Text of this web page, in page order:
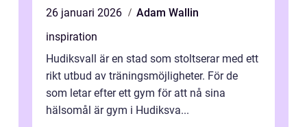
26 januari 2026
Adam Wallin
inspiration
Hudiksvall är en stad som stoltserar med ett
rikt utbud av träningsmöjligheter. För de
som letar efter ett gym för att nå sina
hälsomål är gym i Hudiksva...